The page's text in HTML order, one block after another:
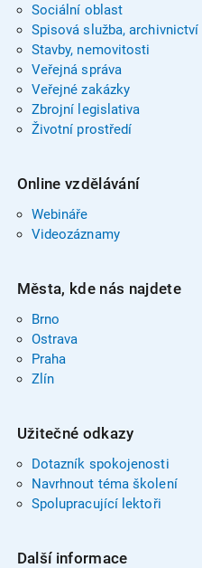
Sociální oblast
Spisová služba, archivnictví
Stavby, nemovitosti
Veřejná správa
Veřejné zakázky
Zbrojní legislativa
Životní prostředí
Online vzdělávání
Webináře
Videozáznamy
Města, kde nás najdete
Brno
Ostrava
Praha
Zlín
Užitečné odkazy
Dotazník spokojenosti
Navrhnout téma školení
Spolupracující lektoři
Další informace